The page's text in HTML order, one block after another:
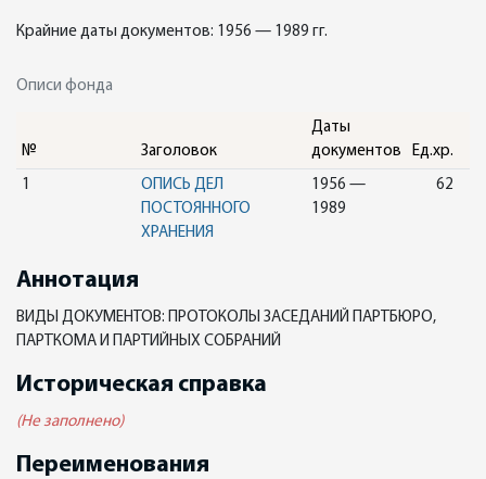
Крайние даты документов: 1956 — 1989 гг.
Описи фонда
№ Заголовок
Даты
документов
Ед.хр.
1
ОПИСЬ ДЕЛ
ПОСТОЯННОГО
ХРАНЕНИЯ
1956 —
1989
62
Аннотация
ВИДЫ ДОКУМЕНТОВ: ПРОТОКОЛЫ ЗАСЕДАНИЙ ПАРТБЮРО,
ПАРТКОМА И ПАРТИЙНЫХ СОБРАНИЙ
Историческая справка
(Не заполнено)
Переименования